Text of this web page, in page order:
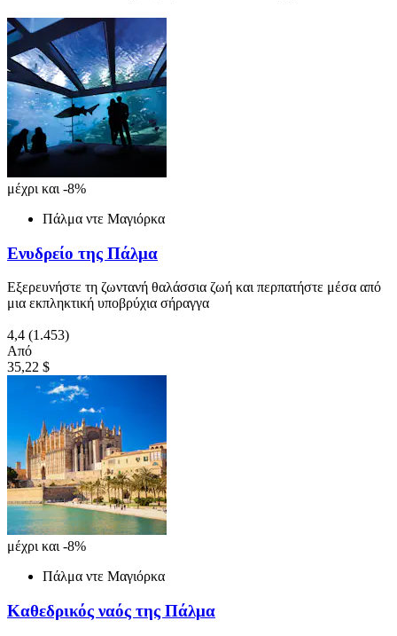
μέχρι και -8%
Πάλμα ντε Μαγιόρκα
Ενυδρείο της Πάλμα
Εξερευνήστε τη ζωντανή θαλάσσια ζωή και περπατήστε μέσα από
μια εκπληκτική υποβρύχια σήραγγα
4,4 (1.453)
Από
35,22 $
μέχρι και -8%
Πάλμα ντε Μαγιόρκα
Καθεδρικός ναός της Πάλμα